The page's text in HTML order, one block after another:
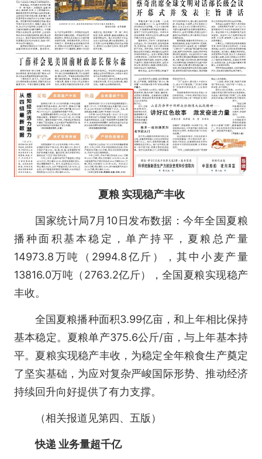
夏粮 实现稳产丰收
国家统计局7月10日发布数据：今年全国夏粮
播种面积基本稳定，单产持平，夏粮总产量
14973.8万吨（2994.8亿斤），其中小麦产量
13816.0万吨（2763.2亿斤），全国夏粮实现稳产
丰收。
全国夏粮播种面积3.99亿亩，和上年相比保持
基本稳定。夏粮单产375.6公斤/亩，与上年基本持
平。夏粮实现稳产丰收，为稳定全年粮食生产奠定
了坚实基础，为应对复杂严峻国际形势、推动经济
持续回升向好提供了有力支撑。
（相关报道见第四、五版）
快递 业务量超千亿